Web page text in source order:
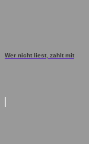
Wer nicht liest, zahlt mit